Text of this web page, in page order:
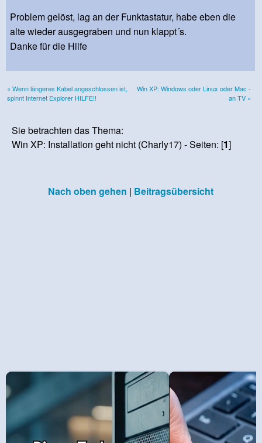
Problem gelöst, lag an der Funktastatur, habe eben die
alte wieder ausgegraben und nun klappt´s.
Danke für die Hilfe
« Wenn längeres Kabel angeschlossen ist,
spinnt Internet Explorer HILFE!!
Win XP: Windows oder Linux oder Mac -
an TV »
Sie betrachten das Thema:
Win XP: Installation geht nicht (Charly17) - Seiten: [1]
Nach oben gehen | Beitragsübersicht